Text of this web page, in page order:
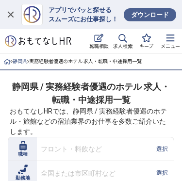
アプリでパッと探せる
スムーズにお仕事探し！
ダウンロード
転職相談 求人検索 キープ メニュー
ログイン
求人・施設を探す
就職・転職 合同説明会
おもてなしHRについて
ご利用の流れ
よくある質問
静岡県 実務経験者優遇のホテル 求人・転職・中途採用一覧
静岡県 / 実務経験者優遇のホテル 求人・
転職・中途採用一覧
おもてなしHRでは、静岡県 / 実務経験者優遇のホテ
ル・旅館などの宿泊業界のお仕事を多数ご紹介いた
します。
職種
フロント・料飲など 選択
勤務地
全国または市区町村など 選択